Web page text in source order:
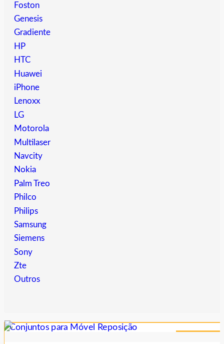
Foston
Genesis
Gradiente
HP
HTC
Huawei
iPhone
Lenoxx
LG
Motorola
Multilaser
Navcity
Nokia
Palm Treo
Philco
Philips
Samsung
Siemens
Sony
Zte
Outros